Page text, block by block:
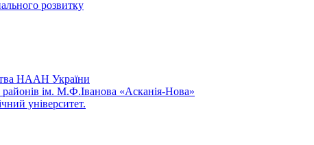
розвитку
НААН України
ім. М.Ф.Іванова «Асканія-Нова»
університет.